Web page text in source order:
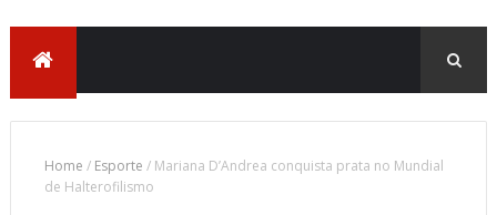
Home / Esporte / Mariana D’Andrea conquista prata no Mundial
de Halterofilismo